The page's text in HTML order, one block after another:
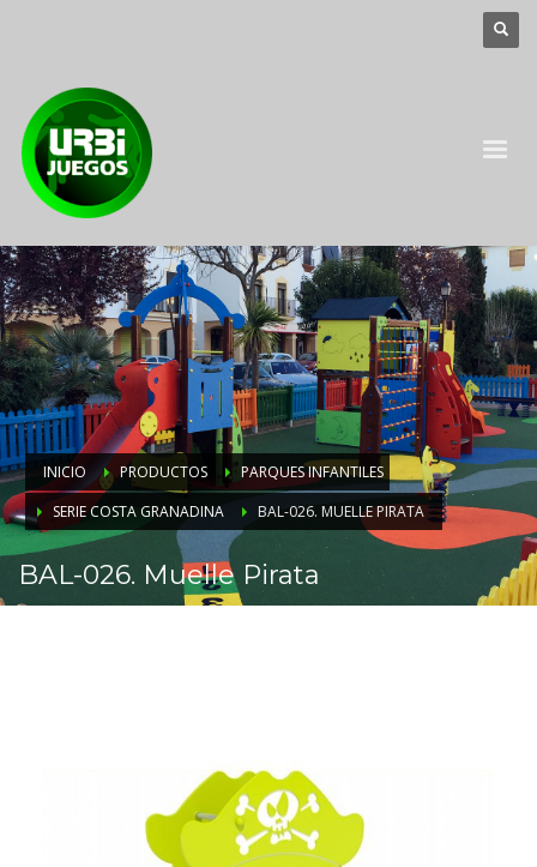
INICIO PRODUCTOS
PARQUES INFANTILES
SERIE COSTA GRANADINA
BAL-026. MUELLE PIRATA
BAL-026. Muelle Pirata